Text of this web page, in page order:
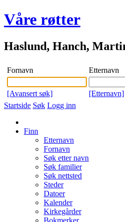
Våre røtter
Haslund, Hanch,
Fornavn Etternavn
[Avansert søk]
[Etternavn]
Startside Søk Logg inn
Finn
Etternavn
Fornavn
Søk etter navn
Søk familier
Søk nettsted
Steder
Datoer
Kalender
Kirkegårder
Bokmerker